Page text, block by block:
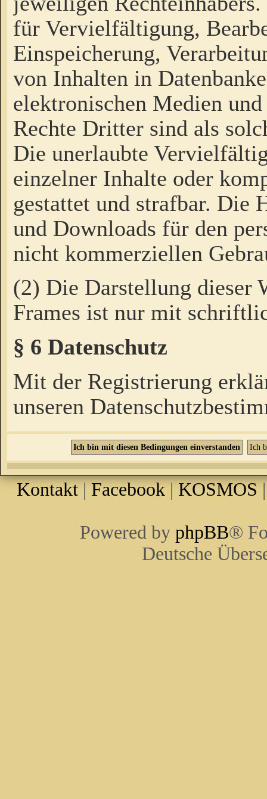
für Vervielfältigung,
Einspeicherung,
von Inhalten in
elektronischen Medien
Rechte Dritter sind als
Die unerlaubte
einzelner Inhalte oder
gestattet und strafbar. Die
und Downloads für den
nicht kommerziellen
(2) Die Darstellung dieser
Frames ist nur mit
§ 6 Datenschutz
Mit der Registrierung
unseren
Kontakt | Facebook | KOSMOS
Powered by phpBB®
Deutsche